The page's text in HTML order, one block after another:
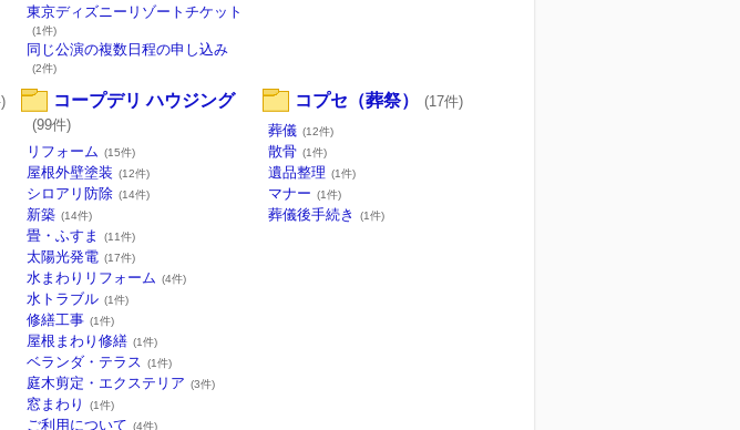
東京ディズニーリゾートチケット
(1件)
同じ公演の複数日程の申し込み
(2件)
コープデリ ハウジング
(99件)
リフォーム (15件)
屋根外壁塗装 (12件)
シロアリ防除 (14件)
新築 (14件)
畳・ふすま (11件)
太陽光発電 (17件)
水まわりリフォーム (4件)
水トラブル (1件)
修繕工事 (1件)
屋根まわり修繕 (1件)
ベランダ・テラス (1件)
庭木剪定・エクステリア (3件)
窓まわり (1件)
ご利用について (4件)
コプセ（葬祭）
(17件)
葬儀 (12件)
散骨 (1件)
遺品整理 (1件)
マナー (1件)
葬儀後手続き (1件)